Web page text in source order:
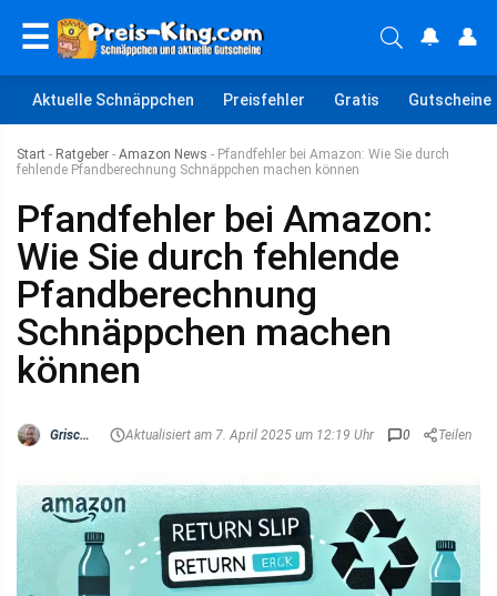
☰ 🔔 👤
Aktuelle Schnäppchen Preisfehler Gratis Gutscheine
Start - Ratgeber - Amazon News - Pfandfehler bei Amazon: Wie Sie durch
fehlende Pfandberechnung Schnäppchen machen können
Pfandfehler bei Amazon:
Wie Sie durch fehlende
Pfandberechnung
Schnäppchen machen
können
Grischa Aktualisiert am 7. April 2025 um 12:19 Uhr 0 Teilen